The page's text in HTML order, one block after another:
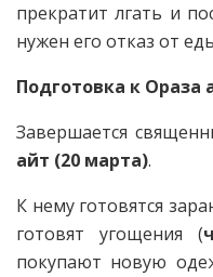
прекратит лгать и
нужен его отказ от
Подготовка к Ораза
Завершается
айт (20 марта).
К нему готовятся
готовят угощения (
покупают новую